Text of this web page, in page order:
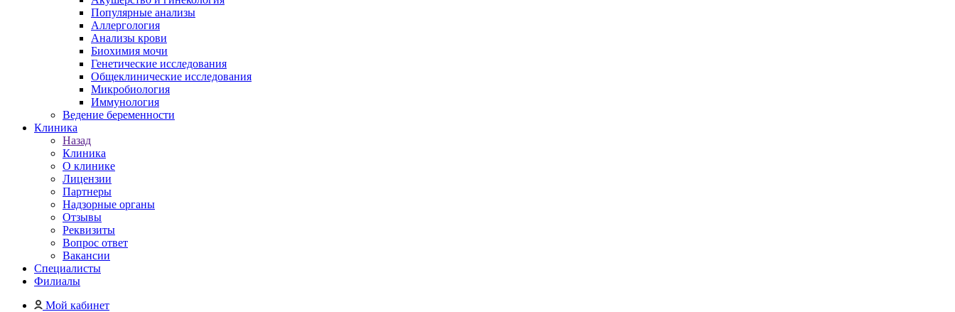
Популярные анализы
Аллергология
Анализы крови
Биохимия мочи
Генетические исследования
Общеклинические исследования
Микробиология
Иммунология
Ведение беременности
Клиника
Назад
Клиника
О клинике
Лицензии
Партнеры
Надзорные органы
Отзывы
Реквизиты
Вопрос ответ
Вакансии
Специалисты
Филиалы
Мой кабинет